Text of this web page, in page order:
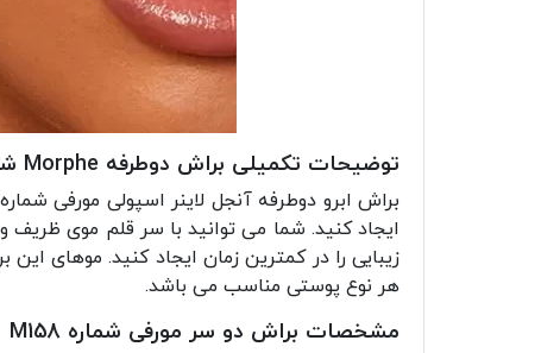
توضیحات تکمیلی براش دوطرفه Morphe شماره M158
ایجاد کنید. شما می توانید با سر قلم موی
زیبایی را در کمترین زمان ایجاد کنید. موهای
هر نوع پوستی مناسب می باشد.
مشخصات براش دو سر مورفی شماره M158